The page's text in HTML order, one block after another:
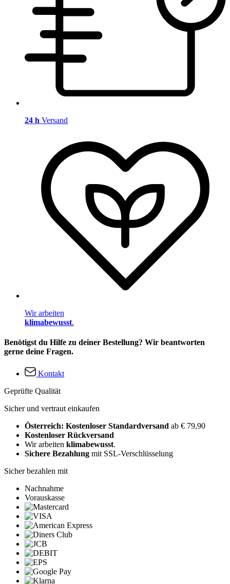
24 h Versand
Wir arbeiten
klimabewusst.
Benötigst du Hilfe zu deiner Bestellung? Wir beantworten
gerne deine Fragen.
Kontakt
Geprüfte Qualität
Sicher und vertraut einkaufen
Österreich: Kostenloser Standardversand ab € 79,90
Kostenloser Rückversand
Wir arbeiten klimabewusst.
Sichere Bezahlung mit SSL-Verschlüsselung
Sicher bezahlen mit
Nachnahme
Vorauskasse